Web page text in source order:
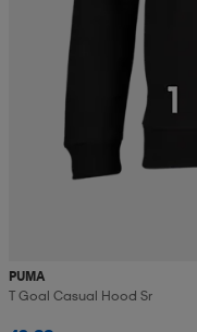
PUMA
T Goal Casual Hood Sr